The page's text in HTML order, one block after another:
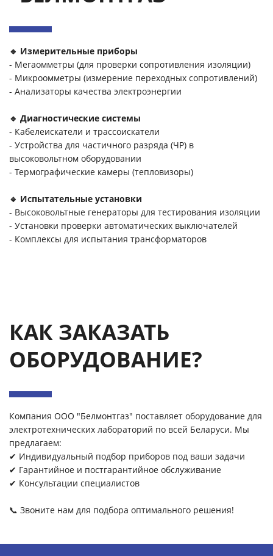
🔹 Измерительные приборы
- Мегаомметры (для проверки сопротивления изоляции)
- Микроомметры (измерение переходных сопротивлений)
- Анализаторы качества электроэнергии
🔹 Диагностические системы
- Кабелеискатели и трассоискатели
- Устройства для частичного разряда (ЧР) в
высоковольтном оборудовании
- Термографические камеры (тепловизоры)
🔹 Испытательные установки
- Высоковольтные генераторы для тестирования изоляции
- Установки проверки автоматических выключателей
- Комплексы для испытания трансформаторов
КАК ЗАКАЗАТЬ
ОБОРУДОВАНИЕ?
Компания ООО "Белмонтгаз" поставляет оборудование для
электротехнических лабораторий по всей Беларуси. Мы
предлагаем:
✔ Индивидуальный подбор приборов под ваши задачи
✔ Гарантийное и постгарантийное обслуживание
✔ Консультации специалистов
📞 Звоните нам для подбора оптимального решения!